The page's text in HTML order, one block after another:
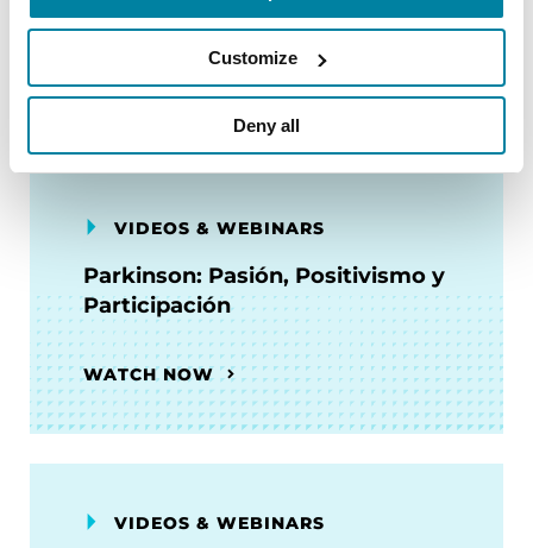
Customize
Deny all
ESCUCHAR AHORA
VIDEOS & WEBINARS
Parkinson: Pasión, Positivismo y
Participación
WATCH NOW
VIDEOS & WEBINARS